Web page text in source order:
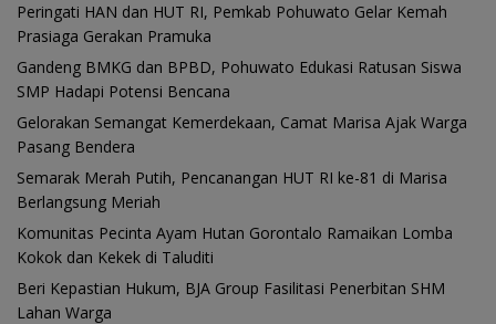
Peringati HAN dan HUT RI, Pemkab Pohuwato Gelar Kemah
Prasiaga Gerakan Pramuka
Gandeng BMKG dan BPBD, Pohuwato Edukasi Ratusan Siswa
SMP Hadapi Potensi Bencana
Gelorakan Semangat Kemerdekaan, Camat Marisa Ajak Warga
Pasang Bendera
Semarak Merah Putih, Pencanangan HUT RI ke-81 di Marisa
Berlangsung Meriah
Komunitas Pecinta Ayam Hutan Gorontalo Ramaikan Lomba
Kokok dan Kekek di Taluditi
Beri Kepastian Hukum, BJA Group Fasilitasi Penerbitan SHM
Lahan Warga